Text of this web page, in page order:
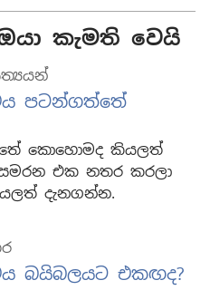
කැමති වෙයි
පටන්ගත්තේ
කොහොමද කියලත්
එක නතර කරලා
දැනගන්න.
බයිබලයට එකඟද?